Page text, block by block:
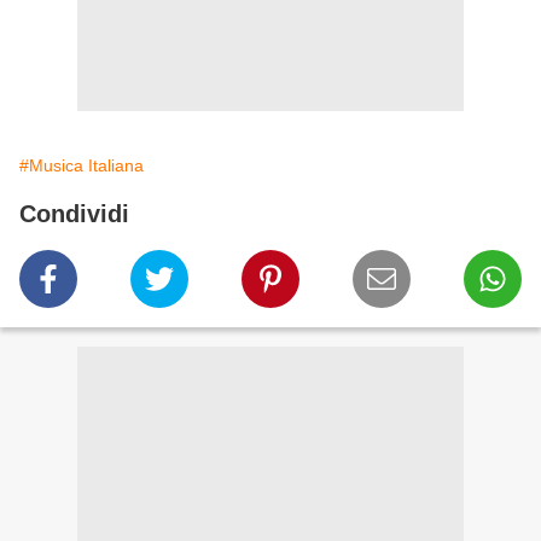
#Musica Italiana
Condividi